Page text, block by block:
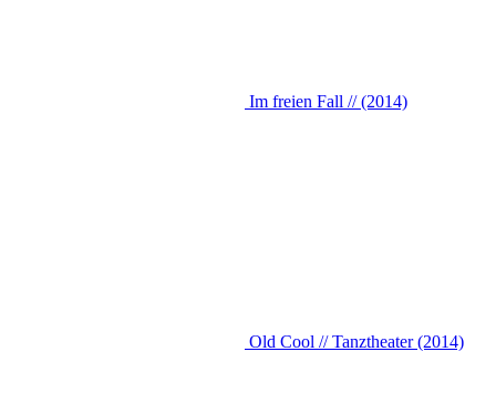
Im freien Fall // (2014)
Old Cool // Tanztheater (2014)